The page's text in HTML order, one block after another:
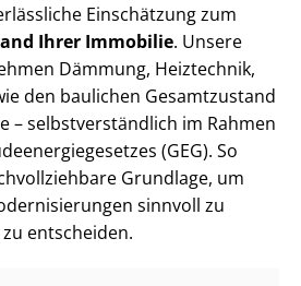
Einschätzung zum
Ihrer Immobilie. Unsere
Dämmung, Heiztechnik,
den baulichen Gesamtzustand
– selbst­ver­ständ­lich im Rahmen
(GEG). So
Grundlage, um
sinnvoll zu
entscheiden.